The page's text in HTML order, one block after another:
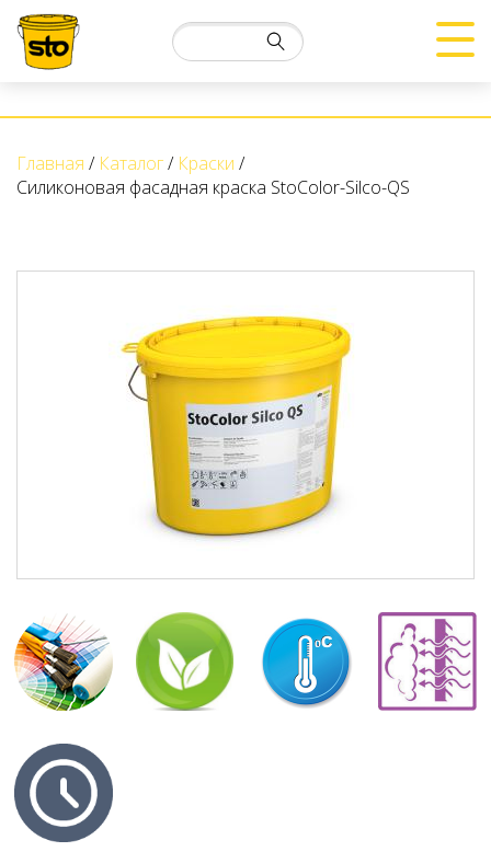
Главная Каталог
Краски
Силиконовая фасадная краска StoColor-Silco-QS